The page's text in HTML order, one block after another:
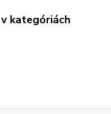
kategóriách